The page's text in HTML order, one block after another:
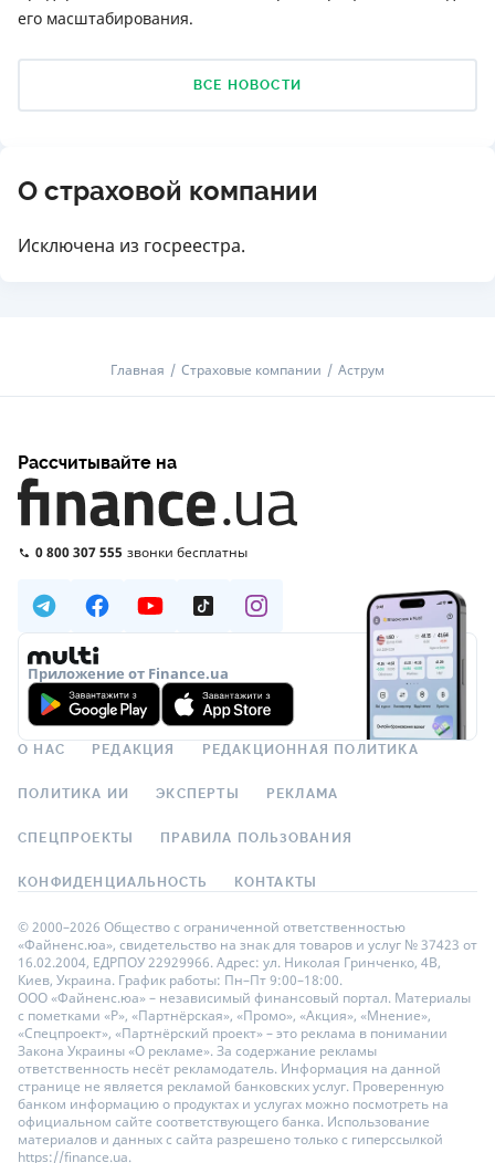
его масштабирования.
ВСЕ НОВОСТИ
О страховой компании
Исключена из госреестра.
Главная Страховые компании Аструм
Рассчитывайте на
0 800 307 555 звонки бесплатны
Приложение от Finance.ua
О НАС РЕДАКЦИЯ РЕДАКЦИОННАЯ ПОЛИТИКА
ПОЛИТИКА ИИ ЭКСПЕРТЫ РЕКЛАМА
СПЕЦПРОЕКТЫ ПРАВИЛА ПОЛЬЗОВАНИЯ
КОНФИДЕНЦИАЛЬНОСТЬ КОНТАКТЫ
© 2000–2026 Общество с ограниченной ответственностью
«Файненс.юа», свидетельство на знак для товаров и услуг № 37423 от
16.02.2004, ЕДРПОУ 22929966. Адрес: ул. Николая Гринченко, 4В,
Киев, Украина. График работы: Пн–Пт 9:00–18:00.
ООО «Файненс.юа» – независимый финансовый портал. Материалы
с пометками «Р», «Партнёрская», «Промо», «Акция», «Мнение»,
«Спецпроект», «Партнёрский проект» – это реклама в понимании
Закона Украины «О рекламе». За содержание рекламы
ответственность несёт рекламодатель. Информация на данной
странице не является рекламой банковских услуг. Проверенную
банком информацию о продуктах и услугах можно посмотреть на
официальном сайте соответствующего банка. Использование
материалов и данных с сайта разрешено только с гиперссылкой
https://finance.ua.